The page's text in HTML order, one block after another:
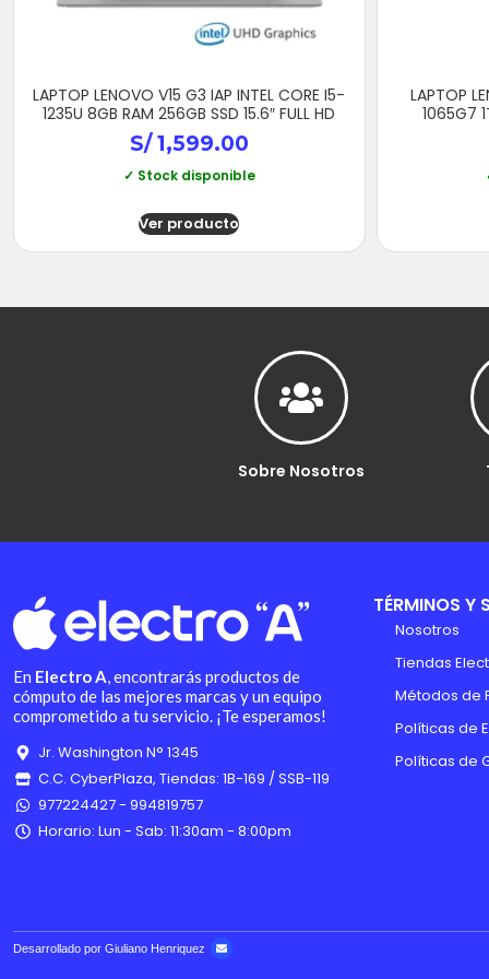
LAPTOP LENOVO V15 G3 IAP INTEL CORE I5-
1235U 8GB RAM 256GB SSD 15.6″ FULL HD
S/1,599.00
✓ Stock disponible
Ver producto
LAPTOP
1065G7
Sobre Nosotros
En Electro A, encontrarás productos de
cómputo de las mejores marcas y un equipo
comprometido a tu servicio. ¡Te esperamos!
Jr. Washington N° 1345
C.C. CyberPlaza, Tiendas: 1B-169 / SSB-119
977224427 - 994819757
Horario: Lun - Sab: 11:30am - 8:00pm
TÉRMINOS Y
Nosotros
Tiendas
Métodos de
Políticas de
Políticas de
Desarrollado por Giuliano Henriquez